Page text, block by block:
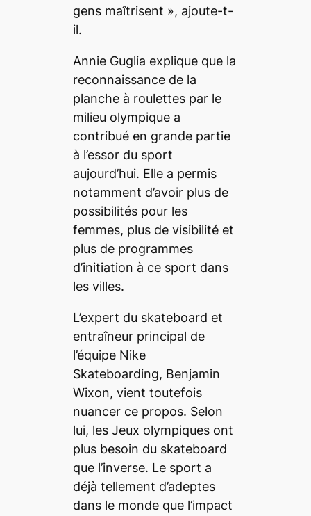
gens maîtrisent », ajoute-t-
il.
Annie Guglia explique que la
reconnaissance de la
planche à roulettes par le
milieu olympique a
contribué en grande partie
à l’essor du sport
aujourd’hui. Elle a permis
notamment d’avoir plus de
possibilités pour les
femmes, plus de visibilité et
plus de programmes
d’initiation à ce sport dans
les villes.
L’expert du skateboard et
entraîneur principal de
l’équipe Nike
Skateboarding, Benjamin
Wixon, vient toutefois
nuancer ce propos. Selon
lui, les Jeux olympiques ont
plus besoin du skateboard
que l’inverse. Le sport a
déjà tellement d’adeptes
dans le monde que l’impact